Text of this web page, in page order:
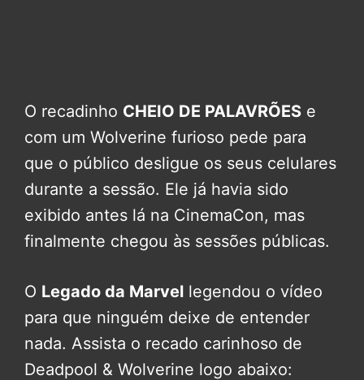
O recadinho CHEIO DE PALAVRÕES e
com um Wolverine furioso pede para
que o público desligue os seus celulares
durante a sessão. Ele já havia sido
exibido antes lá na CinemaCon, mas
finalmente chegou às sessões públicas.
O Legado da Marvel legendou o vídeo
para que ninguém deixe de entender
nada. Assista o recado carinhoso de
Deadpool & Wolverine logo abaixo: